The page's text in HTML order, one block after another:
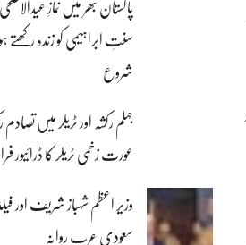
پاکستان بھر میں نمازِ
سنتِ ابراہیمی کو زندہ رکھتے
شروع
جہلم رکشہ اور ٹریلر میں تصادم
عورت زخمی ٹریلر کا
وزیر اعظم شہباز شریف اور
سعودی عرب روانہ